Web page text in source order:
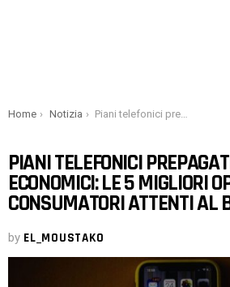
You are here:
Home Notizia Piani telefonici prepagati più economici: le 5 migliori opzioni per i consumatori attenti al budget
PIANI TELEFONICI
ECONOMICI: LE 5 MIGLIORI
CONSUMATORI ATTENTI AL
by EL_MOUSTAKO